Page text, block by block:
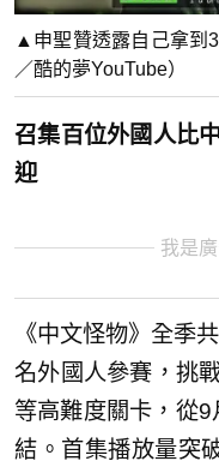
▲申聖贊透露自己拿到
／酷的夢YouTube）
召集百位外國人比
迎
我是
《中文怪物》全季
名外國人參賽，挑
等高難度關卡，從
結。首集播放量突